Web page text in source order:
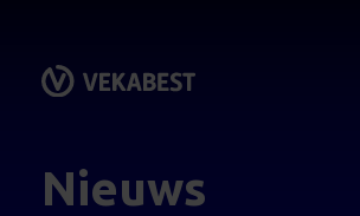
Nieuws